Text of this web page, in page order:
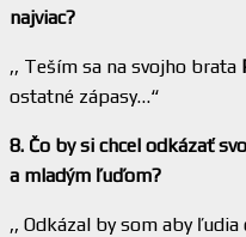
najviac?
,, Teším sa na svojho brata
ostatné zápasy…“
8. Čo by si chcel odkázať
a mladým ľuďom?
,, Odkázal by som aby